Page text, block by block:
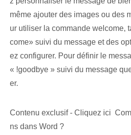
même ajouter⁢ des images ou des
ur utiliser la commande ‌welcome‌,
come» suivi⁣ du message et des
ez configurer. Pour définir le
« !goodbye » suivi du message
er.
Contenu exclusif - Cliquez ici
ns dans Word ?